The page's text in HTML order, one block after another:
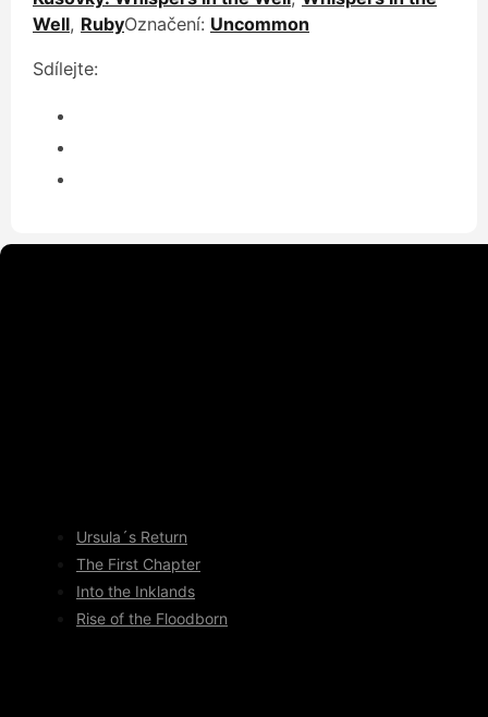
Well, RubyOznačení: Uncommon
Sdílejte:
Ursula´s Return
The First Chapter
Into the Inklands
Rise of the Floodborn